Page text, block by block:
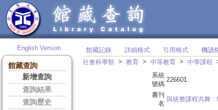
English Version
館藏查詢
新增查詢
查詢結果
查詢歷史
館藏記錄 ‧ 詳細格式 ‧ 引用格式 ‧
機讀
社會科學類 > 教育 > 中等教育 > 中學課程
系統
號碼
226601
書刊
名
與統整課程共舞 :